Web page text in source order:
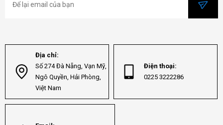
Địa chỉ:
Số 274 Đà Nẵng, Vạn Mỹ,
Ngô Quyền, Hải Phòng,
Việt Nam
Điện thoại:
0225 3222286